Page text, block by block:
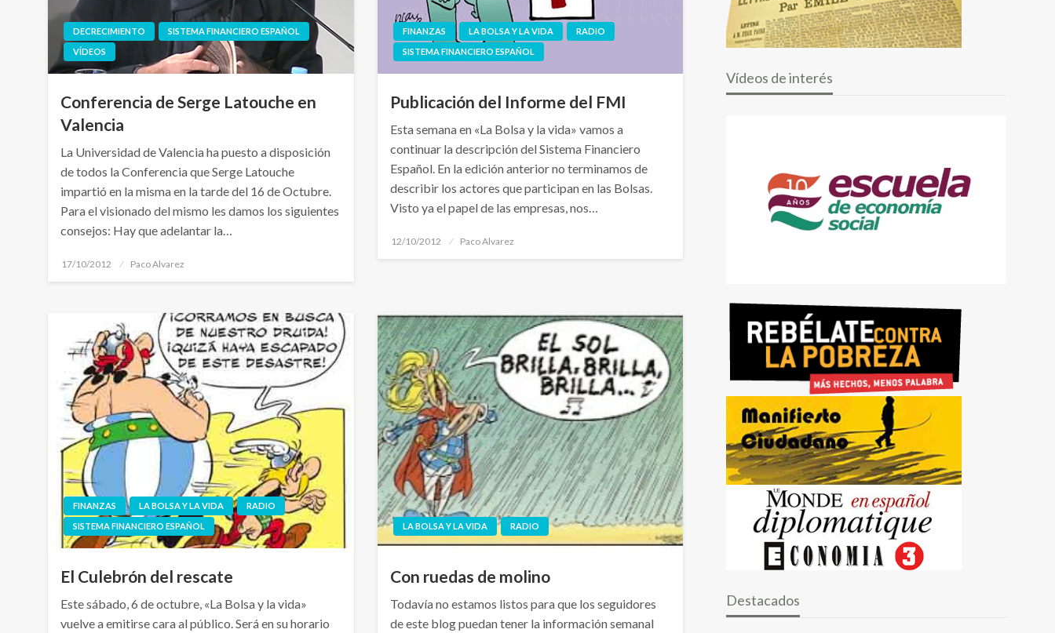
DECRECIMIENTO
SISTEMA FINANCIERO ESPAÑOL
VÍDEOS
Conferencia de Serge Latouche en
Valencia
La Universidad de Valencia ha puesto a disposición
de todos la Conferencia que Serge Latouche
impartió en la misma en la tarde del 16 de Octubre.
Para el visionado del mismo les damos los siguientes
consejos: Hay que adelantar la…
Publicado
17/10/2012 Paco Alvarez
FINANZAS LA BOLSA Y LA VIDA
RADIO
SISTEMA FINANCIERO ESPAÑOL
Publicación del Informe del FMI
Esta semana en «La Bolsa y la vida» vamos a
continuar la descripción del Sistema Financiero
Español. En la edición anterior no terminamos de
describir los actores que participan en las Bolsas.
Visto ya el papel de las empresas, nos…
Publicado
12/10/2012 Paco Alvarez
FINANZAS LA BOLSA Y LA VIDA
RADIO
SISTEMA FINANCIERO ESPAÑOL
El Culebrón del rescate
Este sábado, 6 de octubre, «La Bolsa y la vida»
vuelve a emitirse cara al público. Será en su horario
LA BOLSA Y LA VIDA RADIO
Con ruedas de molino
Todavía no estamos listos para que los seguidores
de este blog puedan tener la información semanal
Vídeos de interés
Destacados